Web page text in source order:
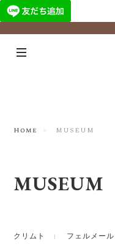
Home MUSEUM
MUSEUM
クリムト フェルメール